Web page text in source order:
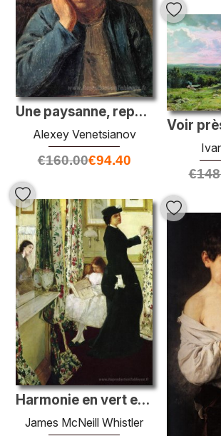
Une paysanne, reposant sur sa main
Alexey Venetsianov
€160.00€94.40
€
Harmonie en vert et rose: la salle de musique
James McNeill Whistler